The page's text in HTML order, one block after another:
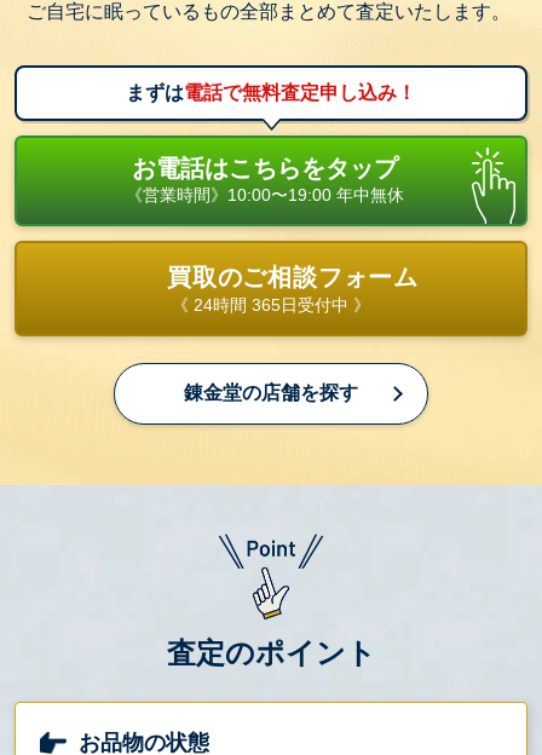
ご自宅に眠っているもの全部まとめて査定いたします。
まずは電話で無料査定申し込み！
お電話はこちらをタップ
《営業時間》10:00〜19:00 年中無休
買取のご相談フォーム
《 24時間 365日受付中 》
錬金堂の店舗を探す
査定のポイント
お品物の状態